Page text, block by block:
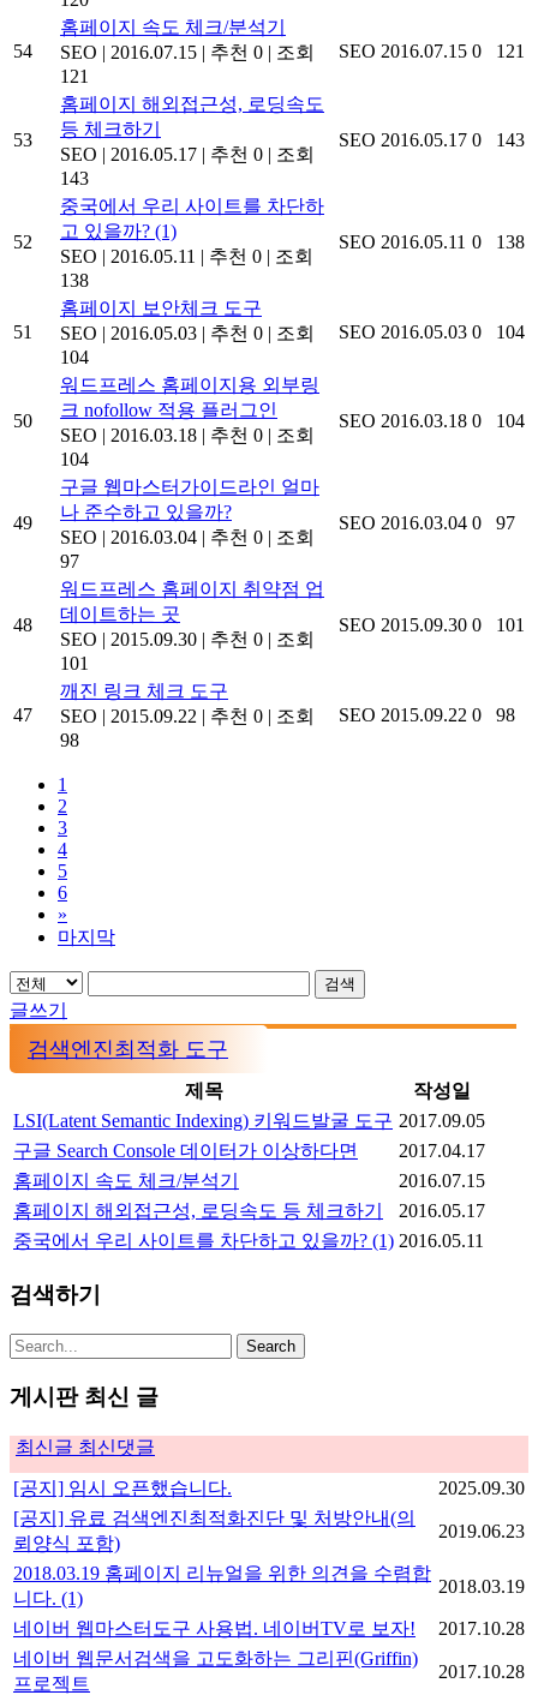
54
홈페이지 속도 체크/분석기
SEO | 2016.07.15 | 추천 0 | 조회
121
SEO 2016.07.15 0 121
53
홈페이지 해외접근성, 로딩속도
등 체크하기
SEO | 2016.05.17 | 추천 0 | 조회
143
SEO 2016.05.17 0 143
52
중국에서 우리 사이트를 차단하
고 있을까? (1)
SEO | 2016.05.11 | 추천 0 | 조회
138
SEO 2016.05.11 0 138
51
홈페이지 보안체크 도구
SEO | 2016.05.03 | 추천 0 | 조회
104
SEO 2016.05.03 0 104
50
워드프레스 홈페이지용 외부링
크 nofollow 적용 플러그인
SEO | 2016.03.18 | 추천 0 | 조회
104
SEO 2016.03.18 0 104
49
구글 웹마스터가이드라인 얼마
나 준수하고 있을까?
SEO | 2016.03.04 | 추천 0 | 조회
97
SEO 2016.03.04 0 97
48
워드프레스 홈페이지 취약점 업
데이트하는 곳
SEO | 2015.09.30 | 추천 0 | 조회
101
SEO 2015.09.30 0 101
47
깨진 링크 체크 도구
SEO | 2015.09.22 | 추천 0 | 조회
98
SEO 2015.09.22 0 98
1
2
3
4
5
6
»
마지막
검색
글쓰기
검색엔진최적화 도구
제목
작성일
LSI(Latent Semantic Indexing) 키워드발굴 도구 2017.09.05
구글 Search Console 데이터가 이상하다면
2017.04.17
홈페이지 속도 체크/분석기
2016.07.15
홈페이지 해외접근성, 로딩속도 등 체크하기
2016.05.17
중국에서 우리 사이트를 차단하고 있을까? (1) 2016.05.11
검색하기
게시판 최신 글
최신글 최신댓글
[공지] 임시 오픈했습니다.
2025.09.30
[공지] 유료 검색엔진최적화진단 및 처방안내(의
뢰양식 포함)
2019.06.23
2018.03.19 홈페이지 리뉴얼을 위한 의견을 수렴합
니다. (1)
2018.03.19
네이버 웹마스터도구 사용법. 네이버TV로 보자!
2017.10.28
네이버 웹문서검색을 고도화하는 그리핀(Griffin)
프로젝트
2017.10.28